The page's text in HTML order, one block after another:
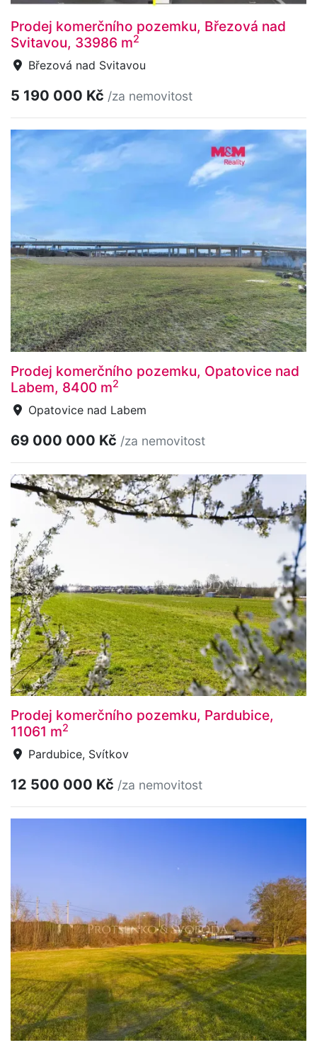
Prodej komerčního pozemku, Březová nad
Svitavou, 33986 m2
Březová nad Svitavou
5 190 000 Kč /za nemovitost
Prodej komerčního pozemku, Opatovice nad
Labem, 8400 m2
Opatovice nad Labem
69 000 000 Kč /za nemovitost
Prodej komerčního pozemku, Pardubice,
11061 m2
Pardubice, Svítkov
12 500 000 Kč /za nemovitost